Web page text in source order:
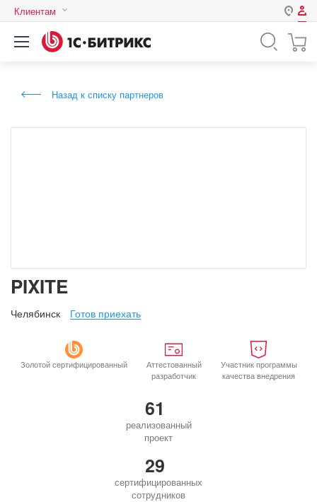
Клиентам
Авторизация
Назад к списку партнеров
PIXITE
Челябинск Готов приехать
Золотой сертифицированный
Аттестованный
разработчик
Участник программы
качества внедрения
61
реализованный
проект
29
сертифицированных
сотрудников